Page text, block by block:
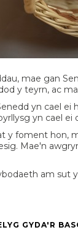
mae gan
y teyrn, ac
yn cael ei
yn cael
y foment hon,
Mae'n
am sut
GYDA'R